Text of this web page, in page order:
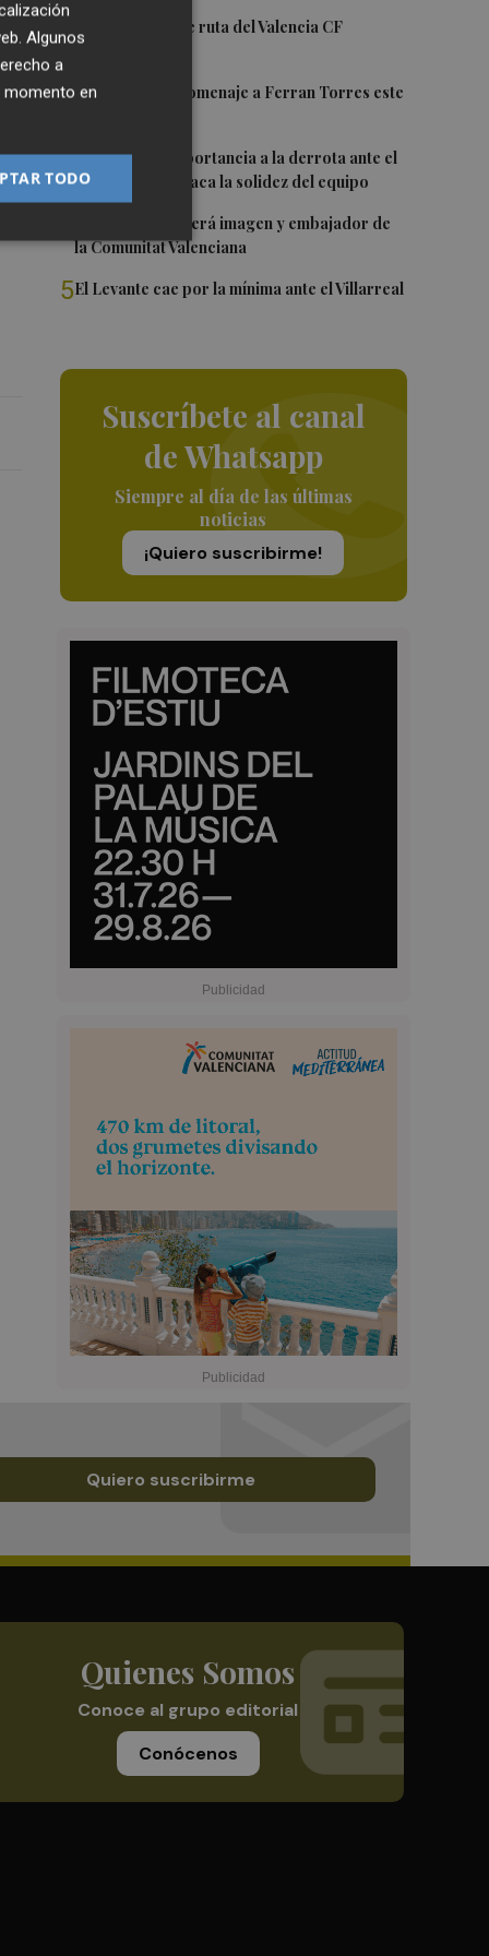
1 La nueva hoja de ruta del Valencia CF
2 Foios rendirá homenaje a Ferran Torres este
3Sotelo resta importancia a la derrota ante el
Villarreal y destaca la solidez del equipo
Ferran Torres será imagen y embajador de
la Comunitat Valenciana
5El Levante cae por la mínima ante el Villarreal
Suscríbete al canal
de Whatsapp
Siempre al día de las últimas
noticias
¡Quiero suscribirme!
Quiero suscribirme
Quienes Somos
Conoce al grupo editorial
Conócenos
Algunos
a
momento en
TODO